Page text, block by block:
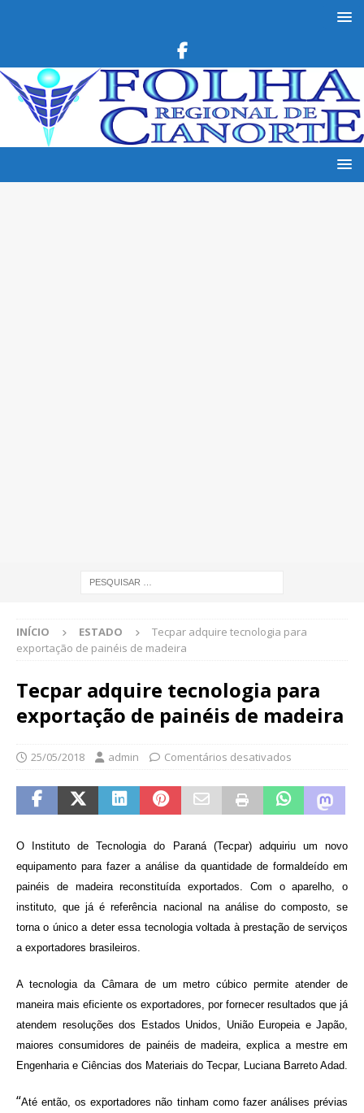
INÍCIO ESTADO
Tecpar adquire tecnologia para
exportação de painéis de madeira
Tecpar adquire tecnologia para
exportação de painéis de madeira
25/05/2018 admin Comentários desativados
O Instituto de Tecnologia do Paraná (Tecpar) adquiriu um novo
equipamento para fazer a análise da quantidade de formaldeído em
painéis de madeira reconstituída exportados. Com o aparelho, o
instituto, que já é referência nacional na análise do composto, se
torna o único a deter essa tecnologia voltada à prestação de serviços
a exportadores brasileiros.
A tecnologia da Câmara de um metro cúbico permite atender de
maneira mais eficiente os exportadores, por fornecer resultados que já
atendem resoluções dos Estados Unidos, União Europeia e Japão,
maiores consumidores de painéis de madeira, explica a mestre em
Engenharia e Ciências dos Materiais do Tecpar, Luciana Barreto Adad.
“Até então, os exportadores não tinham como fazer análises prévias